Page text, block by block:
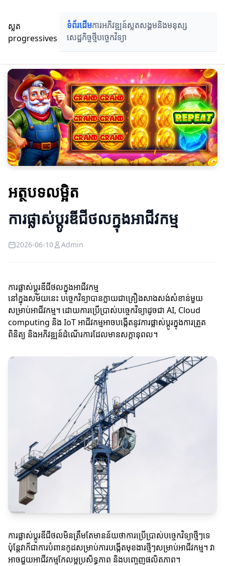
ស្លត
progressives
ទំព័រដើមការអភិវឌ្ឍន៍ស្លតសង្គមនិងមនុស្ស
សេដ្ឋកិច្ចថ្មីបច្ចេកវិទ្យា
អត្ថបទលម្អិត
ការផ្លាស់ប្តូរឌីជីថលក្នុងអាជីវកម្ម
2026-06-10 Admin
ការផ្លាស់ប្តូរឌីជីថលក្នុងអាជីវកម្ម
នៅក្នុងសម័យនេះ បច្ចេកវិទ្យាបានក្លាយជាគ្រឿងសាងសង់សំខាន់មួយ
សម្រាប់អាជីវកម្ម។ ដោយការប្រើប្រាស់បច្ចេកវិទ្យាដូចជា AI, Cloud
computing និង IoT អាជីវកម្មអាចបង្កើតនូវការផ្លាស់ប្តូរក្នុងការត្រួត
ពិនិត្យ និងអភិវឌ្ឍន៍ដំណើរការដែលមានសក្តានុពល។
ការផ្លាស់ប្តូរឌីជីថលមិនត្រឹមតែមានន័យថាការប្រើប្រាស់បច្ចេកវិទ្យាថ្មីៗទេ
ប៉ុន្តែវាក៏ជាការបំពានកូដសម្រាប់ការបង្កើតមុខងារថ្មីៗសម្រាប់អាជីវកម្ម។ វា
អាចជួយអាជីវកម្មកែលម្អប្រសិទ្ធភាព និងបញ្ចេញផលិតភាព។